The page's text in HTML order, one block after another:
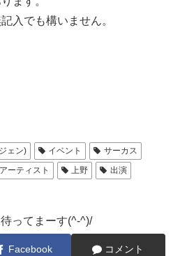
入でも構いません。
ェン) イベント
サーカス
ーティスト 上野
出演
ってまーす(^-^)/
Facebook コメント